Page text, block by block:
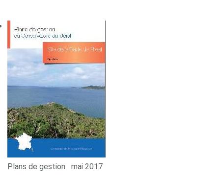
Plans de gestion mai 2017